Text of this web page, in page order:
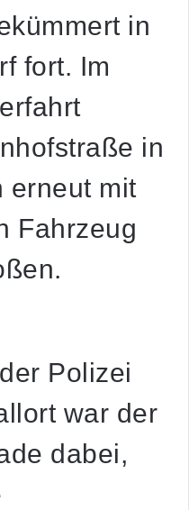
in
fort. Im
in
erneut mit
Fahrzeug
Polizei
war der
dabei,